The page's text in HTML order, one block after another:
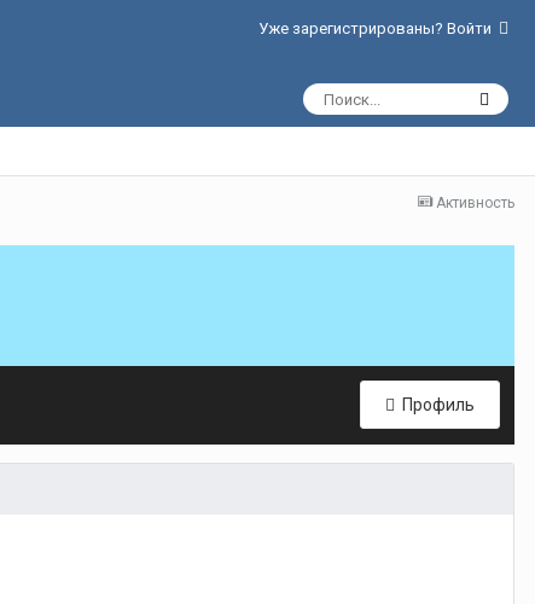
Уже зарегистрированы? Войти
Активность
Профиль